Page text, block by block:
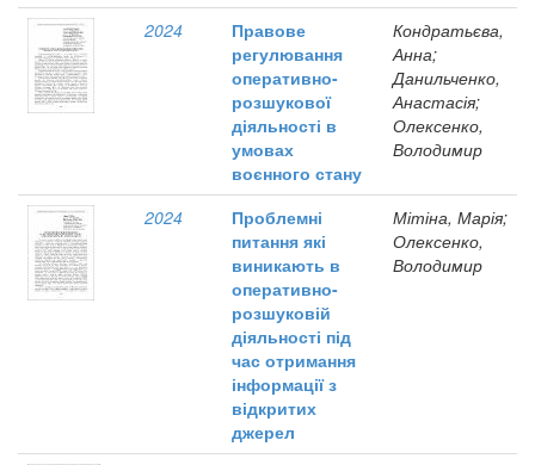
2024
Правове
регулювання
оперативно-
розшукової
діяльності в
умовах
воєнного стану
Кондратьєва,
Анна;
Данильченко,
Анастасія;
Олексенко,
Володимир
2024
Проблемні
питання які
виникають в
оперативно-
розшуковій
діяльності під
час отримання
інформації з
відкритих
джерел
Мітіна, Марія;
Олексенко,
Володимир